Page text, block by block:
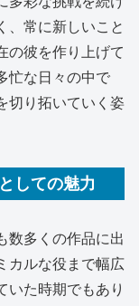
、常に新しいこと
の彼を作り上げて
忙な日々の中で
切り拓いていく姿
しての魅力
数多くの作品に出
カルな役まで幅広
いた時期でもあり